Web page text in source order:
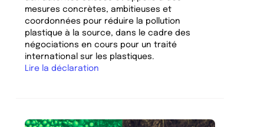
mesures concrètes, ambitieuses et
coordonnées pour réduire la pollution
plastique à la source, dans le cadre des
négociations en cours pour un traité
international sur les plastiques.
Lire la déclaration